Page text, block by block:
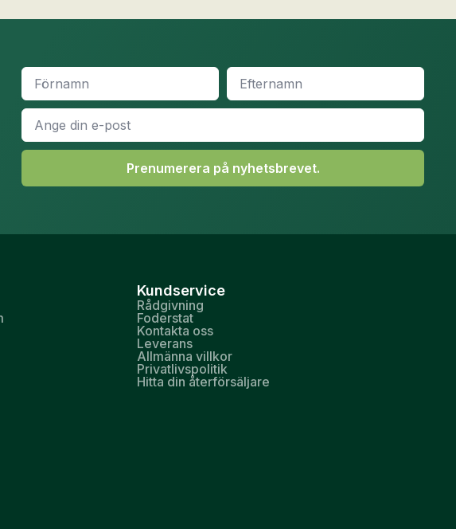
Namn
Efternamn
E-
post
*
Prenumerera på nyhetsbrevet.
Kundservice
Rådgivning
Foderstat
Kontakta oss
Leverans
Allmänna villkor
Privatlivspolitik
Hitta din återförsäljare